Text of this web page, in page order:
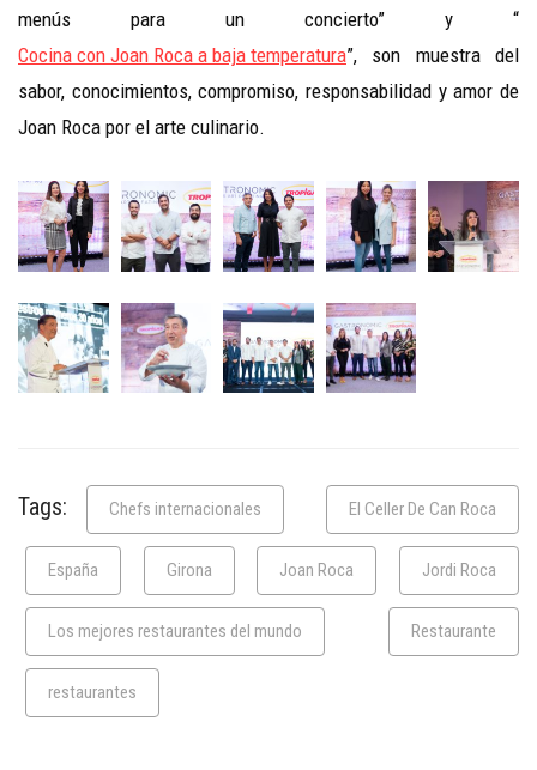
menús para un concierto” y “
Cocina con Joan Roca a baja temperatura”, son muestra del
sabor, conocimientos, compromiso, responsabilidad y amor de
Joan Roca por el arte culinario.
Tags: Chefs internacionales El Celler De Can Roca
España Girona Joan Roca Jordi Roca
Los mejores restaurantes del mundo Restaurante
restaurantes